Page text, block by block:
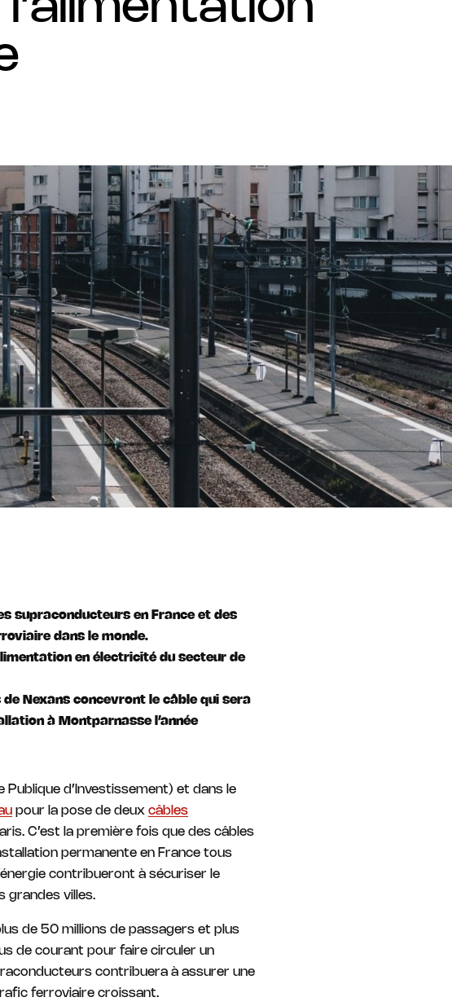
NOTRE STRATÉGIE
supraconducteurs en France et des
dans le monde.
en électricité du secteur de
de Nexans concevront le câble qui sera
à Montparnasse l’année
Publique d’Investissement) et dans le
pour la pose de deux câbles
C’est la première fois que des câbles
permanente en France tous
contribueront à sécuriser le
grandes villes.
de 50 millions de passagers et plus
de courant pour faire circuler un
contribuera à assurer une
ferroviaire croissant.